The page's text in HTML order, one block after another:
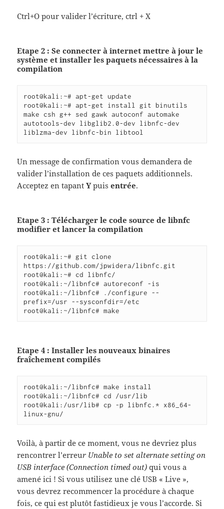
Ctrl+O pour valider l’écriture, ctrl + X
Etape 2 : Se connecter à internet mettre à jour le
système et installer les paquets nécessaires à la
compilation
root@kali:~# apt-get update
root@kali:~# apt-get install git binutils
make csh g++ sed gawk autoconf automake
autotools-dev libglib2.0-dev libnfc-dev
liblzma-dev libnfc-bin libtool
Un message de confirmation vous demandera de
valider l’installation de ces paquets additionnels.
Acceptez en tapantYpuisentrée.
Etape 3 : Télécharger le code source de libnfc
modifier et lancer la compilation
root@kali:~# git clone
https://github.com/jpwidera/libnfc.git
root@kali:~# cd libnfc/
root@kali:~/libnfc# autoreconf -is
root@kali:~/libnfc# ./configure --
prefix=/usr --sysconfdir=/etc
root@kali:~/libnfc# make
Etape 4 : Installer les nouveaux binaires
fraîchement compilés
root@kali:~/libnfc# make install
root@kali:~/libnfc# cd /usr/lib
root@kali:/usr/lib# cp -p libnfc.* x86_64-
linux-gnu/
Voilà, à partir de ce moment, vous ne devriez plus
rencontrer l’erreur Unable to set alternate setting on
USB interface (Connection timed out) qui vous a
amené ici ! Si vous utilisez une clé USB « Live »,
vous devrez recommencer la procédure à chaque
fois, ce qui est plutôt fastidieux je vous l’accorde. Si